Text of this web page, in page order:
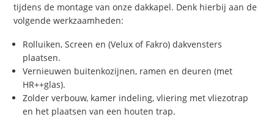
tijdens de montage van onze dakkapel. Denk hierbij aan de
volgende werkzaamheden:
Rolluiken, Screen en (Velux of Fakro) dakvensters
plaatsen.
Vernieuwen buitenkozijnen, ramen en deuren (met
HR++glas).
Zolder verbouw, kamer indeling, vliering met vliezotrap
en het plaatsen van een houten trap.